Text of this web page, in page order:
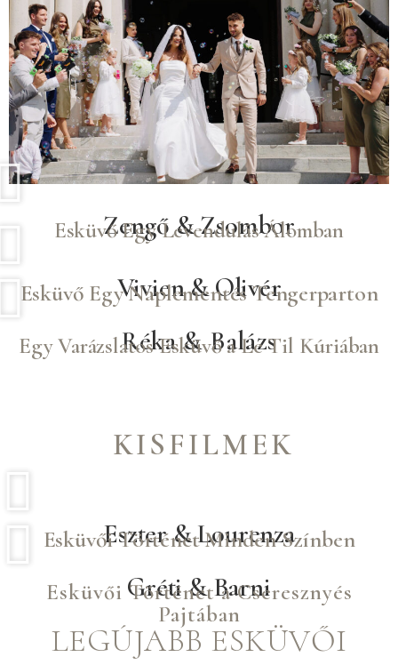
Zengő & Zsombor
Esküvő Egy Levendulás Álomban
Vivien & Olivér
Esküvő Egy Naplementés Tengerparton
Réka & Balázs
Egy Varázslatos Esküvő a Le Til Kúriában
KISFILMEK
Eszter & Lourenza
Esküvői Történet Minden Színben
Gréti & Barni
Esküvői Történet a Cseresznyés
Pajtában
LEGÚJABB ESKÜVŐI